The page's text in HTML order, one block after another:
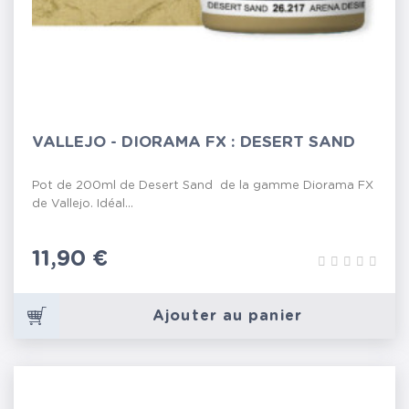
VALLEJO - DIORAMA FX : DESERT SAND
Pot de 200ml de Desert Sand de la gamme Diorama FX
de Vallejo. Idéal...
Prix
11,90 €
Ajouter au panier